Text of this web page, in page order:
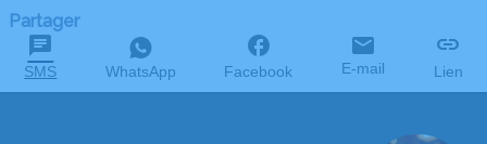
Partager
SMS WhatsApp Facebook E-mail Lien